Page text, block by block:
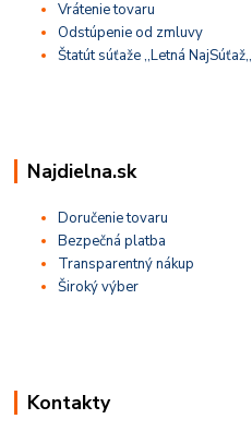
Vrátenie tovaru
Odstúpenie od zmluvy
Štatút súťaže ,,Letná NajSúťaž,,
Najdielna.sk
Doručenie tovaru
Bezpečná platba
Transparentný nákup
Široký výber
Kontakty